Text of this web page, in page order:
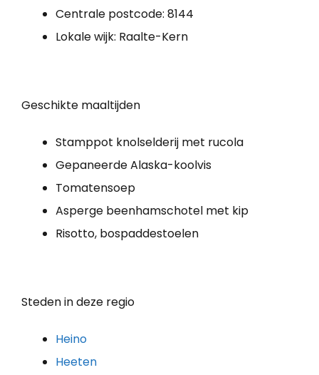
Centrale postcode: 8144
Lokale wijk: Raalte-Kern
Geschikte maaltijden
Stamppot knolselderij met rucola
Gepaneerde Alaska-koolvis
Tomatensoep
Asperge beenhamschotel met kip
Risotto, bospaddestoelen
Steden in deze regio
Heino
Heeten